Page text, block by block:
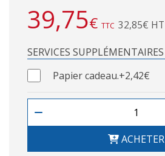
39,75€ TTC 32,85€ HT
SERVICES SUPPLÉMENTAIRES
Papier cadeau.+2,42€
ACHETER